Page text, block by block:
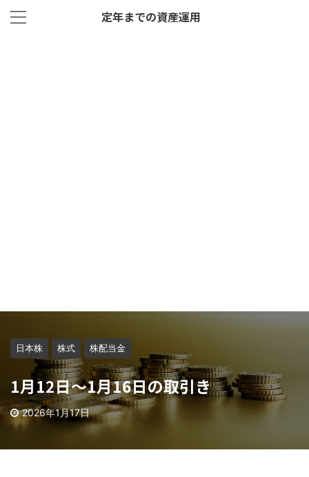
定年までの資産運用
日本株 株式 株配当金
1月12日～1月16日の取引き
2026年1月17日